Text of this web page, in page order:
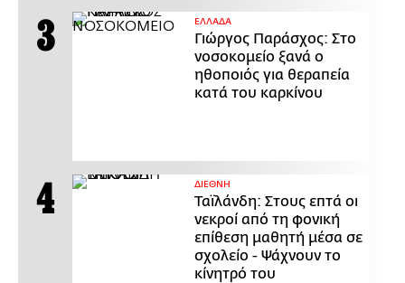
ΕΛΛΑΔΑ
Γιώργος Παράσχος: Στο
νοσοκομείο ξανά ο
ηθοποιός για θεραπεία
κατά του καρκίνου
ΔΙΕΘΝΗ
Ταϊλάνδη: Στους επτά οι
νεκροί από τη φονική
επίθεση μαθητή μέσα σε
σχολείο - Ψάχνουν το
κίνητρό του